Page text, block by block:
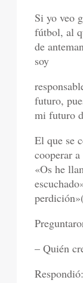
Si yo veo
fútbol, al
de
soy
futuro,
mi futuro
El que se
cooperar
«Os he
– Quién
Respondió: